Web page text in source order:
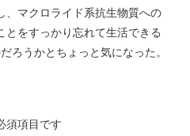
、マクロライド系抗生物質への
をすっかり忘れて生活できる
ろうかとちょっと気になった。
須項目です